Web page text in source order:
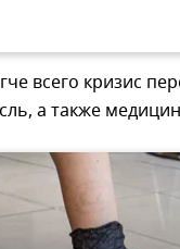
всего кризис
а также